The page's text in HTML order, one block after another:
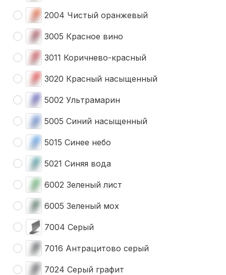
2004 Чистый оранжевый
3005 Красное вино
3011 Коричнево-красный
3020 Красный насыщенный
5002 Ультрамарин
5005 Синий насыщенный
5015 Синее небо
5021 Синяя вода
6002 Зеленый лист
6005 Зеленый мох
7004 Серый
7016 Антрацитово серый
7024 Серый графит